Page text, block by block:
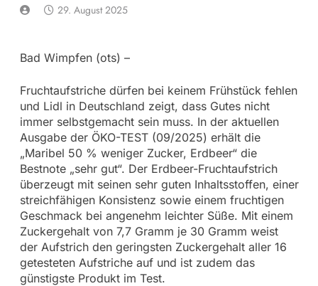
29. August 2025
Bad Wimpfen (ots) –
Fruchtaufstriche dürfen bei keinem Frühstück fehlen
und Lidl in Deutschland zeigt, dass Gutes nicht
immer selbstgemacht sein muss. In der aktuellen
Ausgabe der ÖKO-TEST (09/2025) erhält die
„Maribel 50 % weniger Zucker, Erdbeer“ die
Bestnote „sehr gut“. Der Erdbeer-Fruchtaufstrich
überzeugt mit seinen sehr guten Inhaltsstoffen, einer
streichfähigen Konsistenz sowie einem fruchtigen
Geschmack bei angenehm leichter Süße. Mit einem
Zuckergehalt von 7,7 Gramm je 30 Gramm weist
der Aufstrich den geringsten Zuckergehalt aller 16
getesteten Aufstriche auf und ist zudem das
günstigste Produkt im Test.